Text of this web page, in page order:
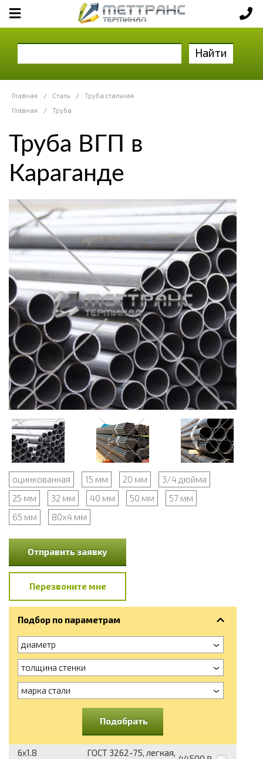
Найти
Главная / Сталь /
Труба стальная
Главная
/ Труба
Труба ВГП в
Караганде
оцинкованная 15 мм 20 мм
3/4 дюйма
25 мм
32 мм 40 мм 50 мм
57 мм
65 мм
80х4 мм
Отправить заявку
Перезвоните мне
Подбор по параметрам
диаметр
толщина стенки
марка стали
Подобрать
6x1.8
ГОСТ 3262-75, легкая,